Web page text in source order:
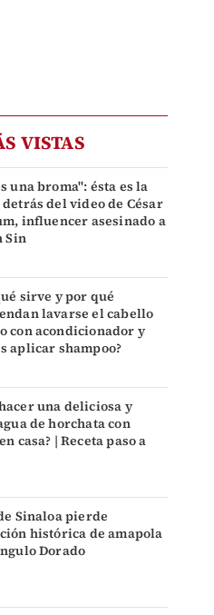
VISTAS
una broma": ésta es la
del video de César
influencer asesinado a
Sin
sirve y por qué
lavarse el cabello
con acondicionador y
aplicar shampoo?
una deliciosa y
de horchata con
casa? | Receta paso a
Sinaloa pierde
histórica de amapola
Dorado